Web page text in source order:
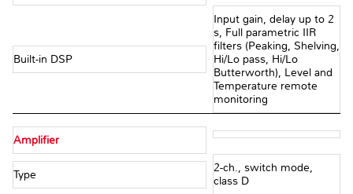
Built-in DSP
Input gain, delay up to 2
s, Full parametric IIR
filters (Peaking, Shelving,
Hi/Lo pass, Hi/Lo
Butterworth), Level and
Temperature remote
monitoring
Amplifier
Type
2-ch., switch mode,
class D